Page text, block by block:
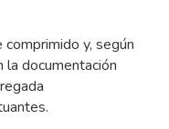
y, según
la documentación